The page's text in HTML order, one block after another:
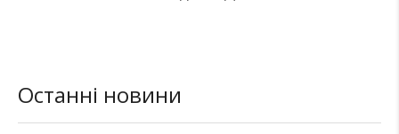
Останні новини